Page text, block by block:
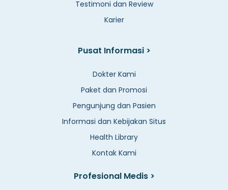
Testimoni dan Review
Karier
Pusat Informasi >
Dokter Kami
Paket dan Promosi
Pengunjung dan Pasien
Informasi dan Kebijakan Situs
Health Library
Kontak Kami
Profesional Medis >